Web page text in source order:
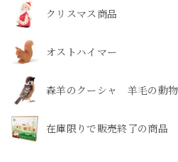
クリスマス商品
オストハイマー
森羊のクーシャ 羊毛の動物
在庫限りで販売終了の商品